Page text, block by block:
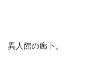
異人館の廊下。